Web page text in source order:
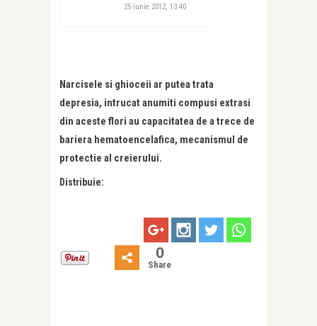
25 iunie 2012, 13:40
Narcisele si ghioceii ar putea trata
depresia, intrucat anumiti compusi extrasi
din aceste flori au capacitatea de a trece de
bariera hematoencelafica, mecanismul de
protectie al creierului.
Distribuie:
0
Share